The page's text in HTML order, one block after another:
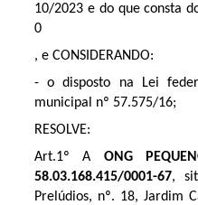
10/2023 e do que consta
0
, e CONSIDERANDO:
- o disposto na Lei
municipal nº 57.575/16;
RESOLVE:
Art.1º A ONG
58.03.168.415/0001-67,
Prelúdios, nº. 18, Jardim